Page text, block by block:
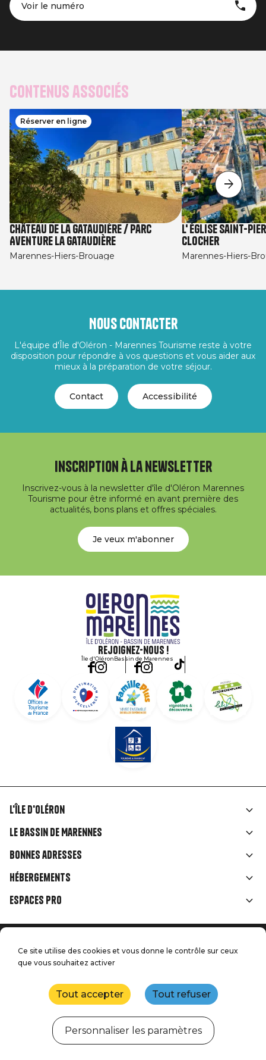
Voir le numéro
Contenus associés
Réserver en ligne
Château de La Gataudière / Parc
Aventure la Gataudière
Marennes-Hiers-Brouage
L' église Saint-
clocher
Marennes-Hiers-
Nous contacter
L'équipe d'Île d'Oléron - Marennes Tourisme reste à votre
disposition pour répondre à vos questions et vous aider aux
mieux à la préparation de votre séjour.
Contact Accessibilité
Inscription à la newsletter
Inscrivez-vous à la newsletter d'île d'Oléron Marennes
Tourisme pour être informé en avant première des
actualités, bons plans et offres spéciales.
Je veux m'abonner
Rejoignez-nous !
Île d'OléronBassin de Marennes
Liens
rubriques
L'île d'Oléron
Le Bassin de Marennes
Bonnes adresses
Hébergements
Espaces Pro
Menu
Accueil
Mentions légales
Presse
Nous contacter
Plan du site
Réalisation : StudioJuillet
Ce site utilise des cookies et vous donne le contrôle sur ceux
que vous souhaitez activer
Tout accepter Tout refuser
Personnaliser les paramètres